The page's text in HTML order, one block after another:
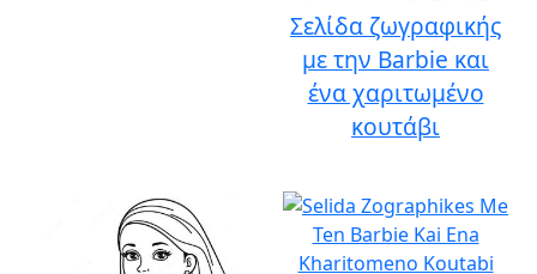
Σελίδα ζωγραφικής
με την Barbie και
ένα χαριτωμένο
κουτάβι